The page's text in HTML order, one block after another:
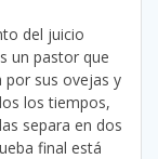
del juicio
un pastor que
por sus ovejas y
los tiempos,
separa en dos
final está